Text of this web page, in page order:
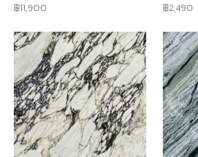
11,900 2,490